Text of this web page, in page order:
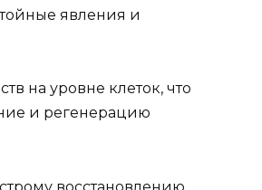
явления и
на уровне клеток, что
и регенерацию
восстановлению